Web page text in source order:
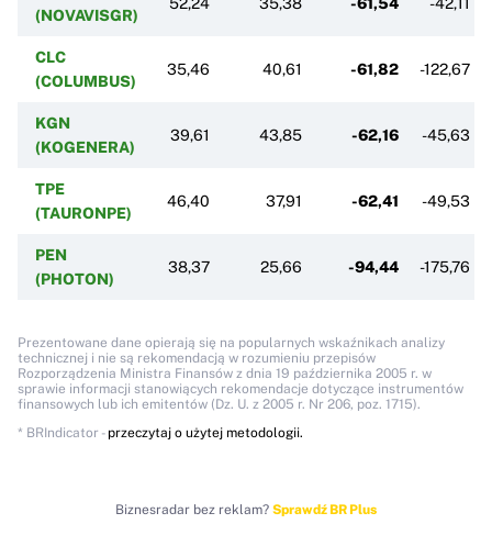
(NOVAVISGR)
CLC
(COLUMBUS)
35,46 40,61 -61,82 -122,67
KGN
(KOGENERA)
39,61 43,85 -62,16 -45,63
TPE
(TAURONPE)
46,40 37,91 -62,41 -49,53
PEN
(PHOTON)
38,37 25,66 -94,44 -175,76
Prezentowane dane opierają się na popularnych wskaźnikach analizy
technicznej i nie są rekomendacją w rozumieniu przepisów
Rozporządzenia Ministra Finansów z dnia 19 października 2005 r. w
sprawie informacji stanowiących rekomendacje dotyczące instrumentów
finansowych lub ich emitentów (Dz. U. z 2005 r. Nr 206, poz. 1715).
* BRIndicator - przeczytaj o użytej metodologii.
Biznesradar bez reklam? Sprawdź BR Plus